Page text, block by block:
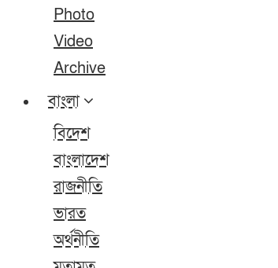
Photo
Video
Archive
বাংলা
বিদেশ
বাংলাদেশ
রাজনীতি
ভারত
অর্থনীতি